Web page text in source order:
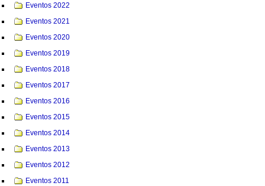
Eventos 2022
Eventos 2021
Eventos 2020
Eventos 2019
Eventos 2018
Eventos 2017
Eventos 2016
Eventos 2015
Eventos 2014
Eventos 2013
Eventos 2012
Eventos 2011